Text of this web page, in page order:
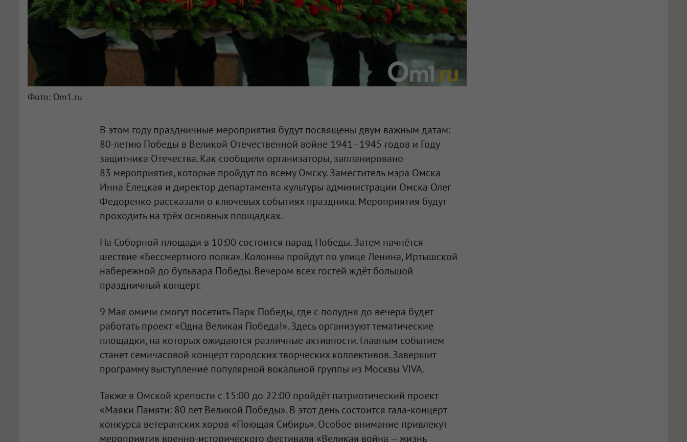
Фото: Om1.ru
В этом году праздничные мероприятия будут посвящены двум важным датам:
80-летию Победы в Великой Отечественной войне 1941–1945 годов и Году
защитника Отечества. Как сообщили организаторы, запланировано
83 мероприятия, которые пройдут по всему Омску. Заместитель мэра Омска
Инна Елецкая и директор департамента культуры администрации Омска Олег
Федоренко рассказали о ключевых событиях праздника. Мероприятия будут
проходить на трёх основных площадках.
На Соборной площади в 10:00 состоится парад Победы. Затем начнётся
шествие «Бессмертного полка». Колонны пройдут по улице Ленина, Иртышской
набережной до бульвара Победы. Вечером всех гостей ждёт большой
праздничный концерт.
9 Мая омичи смогут посетить Парк Победы, где с полудня до вечера будет
работать проект «Одна Великая Победа!». Здесь организуют тематические
площадки, на которых ожидаются различные активности. Главным событием
станет семичасовой концерт городских творческих коллективов. Завершит
программу выступление популярной вокальной группы из Москвы VIVA.
Также в Омской крепости с 15:00 до 22:00 пройдёт патриотический проект
«Маяки Памяти: 80 лет Великой Победы». В этот день состоится гала-концерт
конкурса ветеранских хоров «Поющая Сибирь». Особое внимание привлекут
мероприятия военно-исторического фестиваля «Великая война — жизнь